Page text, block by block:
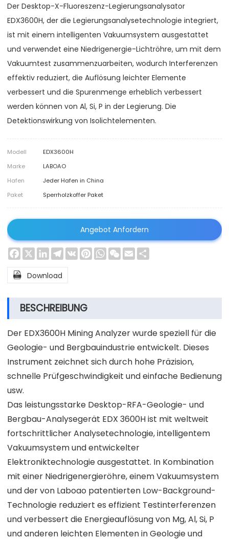
Der Desktop-X-Fluoreszenz-Legierungsanalysator
EDX3600H, der die Legierungsanalysetechnologie integriert,
ist mit einem intelligenten Vakuumsystem ausgestattet
und verwendet eine Niedrigenergie-Lichtröhre, um mit dem
Vakuumtest zusammenzuarbeiten, wodurch Interferenzen
effektiv reduziert, die Auflösung leichter Elemente
verbessert und die Spurenmenge erheblich verbessert
werden können von Al, Si, P in der Legierung. Die
Detektionswirkung von Isolichtelementen.
Modell
EDX3600H
Marke
LABOAO
Hafen
Jeder Hafen in China
Paket
Sperrholzkoffer Paket
Angebot Anfordern
Facebook
X LinkedInTelegram
VK PinterestWhatsApp
WeChat
Email
 Download
BESCHREIBUNG
Der EDX3600H Mining Analyzer wurde speziell für die
Geologie- und Bergbauindustrie entwickelt. Dieses
Instrument zeichnet sich durch hohe Präzision,
schnelle Prüfgeschwindigkeit und einfache Bedienung
usw.
Das leistungsstarke Desktop-RFA-Geologie- und
Bergbau-Analysegerät EDX 3600H ist mit weltweit
fortschrittlicher Analysetechnologie, intelligentem
Vakuumsystem und entwickelter
Elektroniktechnologie ausgestattet. In Kombination
mit einer Niedrigenergieröhre, einem Vakuumsystem
und der von Laboao patentierten Low-Background-
Technologie reduziert es effizient Testinterferenzen
und verbessert die Energieauflösung von Mg, Al, Si, P
und anderen leichten Elementen in Geologie und